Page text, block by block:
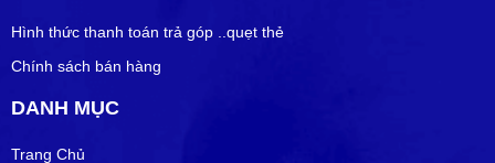
Hình thức thanh toán trả góp ..quẹt thẻ
Chính sách bán hàng
DANH MỤC
Trang Chủ